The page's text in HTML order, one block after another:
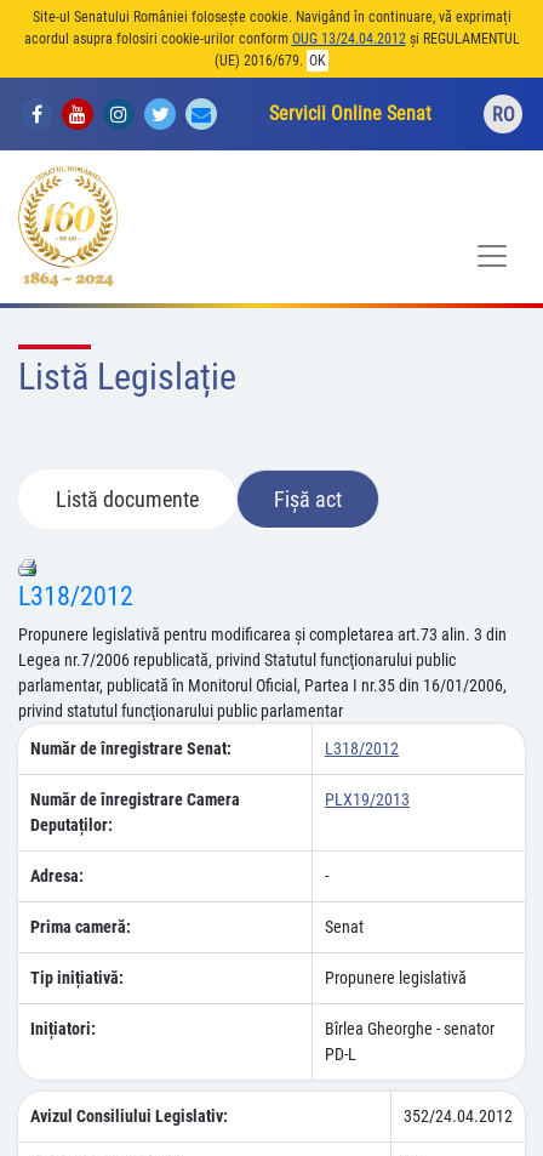
Site-ul Senatului României folosește cookie. Navigând în continuare, vă exprimați
acordul asupra folosiri cookie-urilor conform OUG 13/24.04.2012și REGULAMENTUL
(UE) 2016/679. OK
Servicii Online Senat RO
Listă Legislație
Listă documente Fișă act
L318/2012
Propunere legislativă pentru modificarea şi completarea art.73 alin. 3 din
Legea nr.7/2006 republicată, privind Statutul funcţionarului public
parlamentar, publicată în Monitorul Oficial, Partea I nr.35 din 16/01/2006,
privind statutul funcţionarului public parlamentar
Număr de înregistrare Senat:
L318/2012
Număr de înregistrare Camera
Deputaților:
PLX19/2013
Adresa: -
Prima cameră: Senat
Tip inițiativă: Propunere legislativă
Inițiatori:
Bîrlea Gheorghe - senator
PD-L
Avizul Consiliului Legislativ: 352/24.04.2012